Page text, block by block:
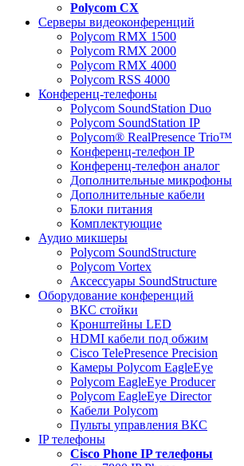
Polycom CX
Серверы видеоконференций
Polycom RMX 1500
Polycom RMX 2000
Polycom RMX 4000
Polycom RSS 4000
Конференц-телефоны
Polycom SoundStation Duo
Polycom SoundStation IP
Polycom® RealPresence Trio™
Конференц-телефон IP
Конференц-телефон аналог
Дополнительные микрофоны
Дополнительные кабели
Блоки питания
Комплектующие
Аудио микшеры
Polycom SoundStructure
Polycom Vortex
Аксессуары SoundStructure
Оборудование конференций
ВКС стойки
Кронштейны LED
HDMI кабели под обжим
Cisco TelePresence Precision
Камеры Polycom EagleEye
Polycom EagleEye Producer
Polycom EagleEye Director
Кабели Polycom
Пульты управления ВКС
IP телефоны
Сisco Phone IP телефоны